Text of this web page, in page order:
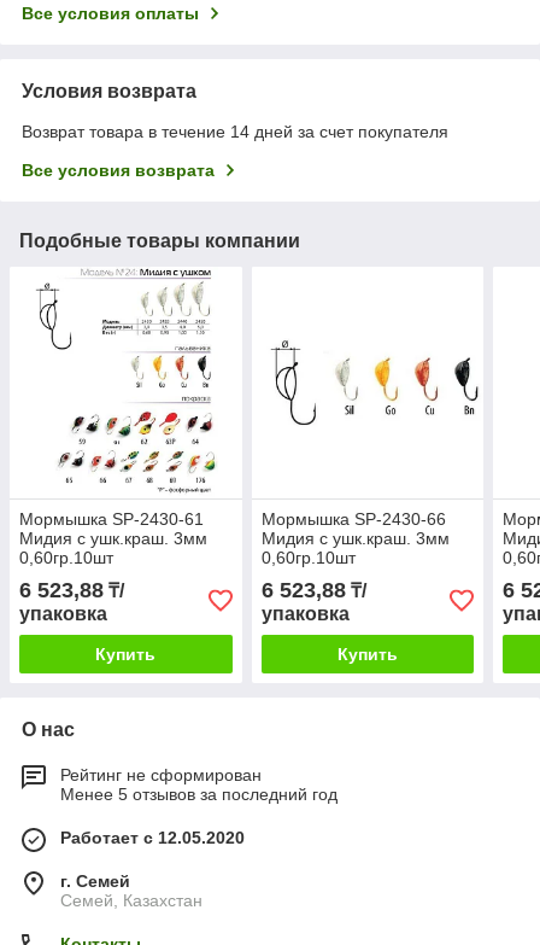
Все условия оплаты
Условия возврата
Возврат товара в течение 14 дней за счет покупателя
Все условия возврата
Подобные товары компании
Мормышка SP-2430-61
Mидия с ушк.краш. 3мм
0,60гр.10шт
6 523,88 ₸/
упаковка
Купить
Мормышка SP-2430-66
Mидия с ушк.краш. 3мм
0,60гр.10шт
6 523,88₸/
упаковка
Купить
6
О нас
Рейтинг не сформирован
Менее 5 отзывов за последний год
Работает с 12.05.2020
г. Семей
Семей, Казахстан